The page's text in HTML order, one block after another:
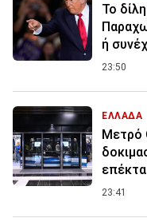
Το
ή
23:50
ΕΛΛΑΔΑ
Μετρό
23:41